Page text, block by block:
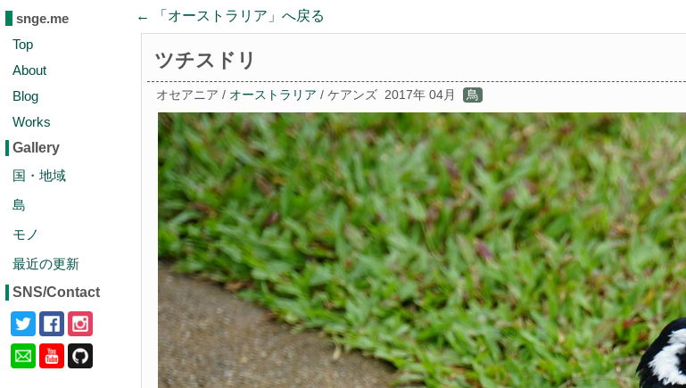
snge.me
Top
About
Blog
Works
Gallery
国・地域
島
モノ
最近の更新
SNS/Contact
← 「 オーストラリア 」へ戻る
ツチスドリ
オセアニア / オーストラリア / ケアンズ 2017年 04月 鳥